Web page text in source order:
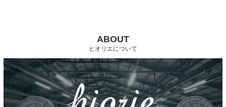
ABOUT
ヒオリエについて